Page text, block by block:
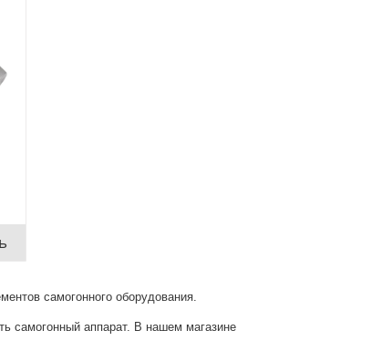
самогонного оборудования.
самогонный аппарат. В нашем магазине